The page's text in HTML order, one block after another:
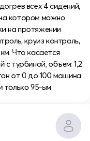
всех 4 сидений,
котором можно
на протяжении
круиз контроль,
Что касается
с турбиной, объем: 1,2
от 0 до 100 машина
только 95-ым